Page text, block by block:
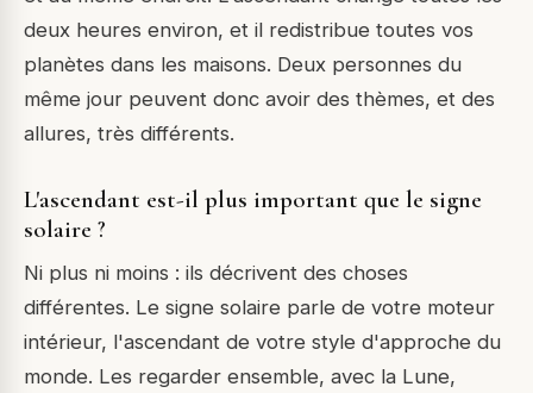
deux heures environ, et il redistribue toutes vos
planètes dans les maisons. Deux personnes du
même jour peuvent donc avoir des thèmes, et des
allures, très différents.
L'ascendant est-il plus important que le signe
solaire ?
Ni plus ni moins : ils décrivent des choses
différentes. Le signe solaire parle de votre moteur
intérieur, l'ascendant de votre style d'approche du
monde. Les regarder ensemble, avec la Lune,